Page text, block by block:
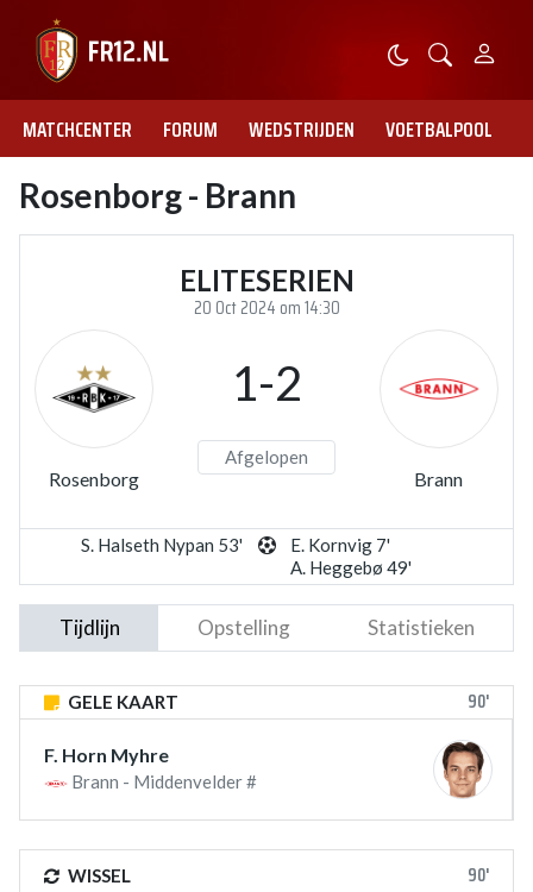
MATCHCENTER FORUM WEDSTRIJDEN VOETBALPOOL
Rosenborg - Brann
ELITESERIEN
20 Oct 2024 om 14:30
Rosenborg
1-2
Afgelopen
Brann
S. Halseth Nypan 53'
E. Kornvig 7'
A. Heggebø 49'
Tijdlijn Opstelling Statistieken
GELE KAART 90'
F. Horn Myhre
Brann - Middenvelder #
WISSEL 90'